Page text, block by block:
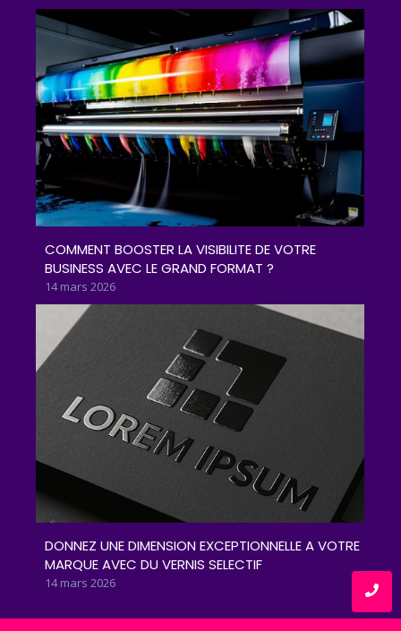
COMMENT BOOSTER LA VISIBILITE DE VOTRE
BUSINESS AVEC LE GRAND FORMAT ?
14 mars 2026
DONNEZ UNE DIMENSION EXCEPTIONNELLE A VOTRE
MARQUE AVEC DU VERNIS SELECTIF
14 mars 2026